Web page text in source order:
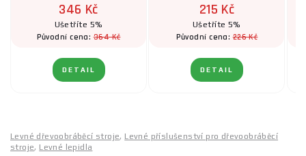
346 Kč
Ušetříte 5%
Původní cena:364 Kč
DETAIL
215 Kč
Ušetříte 5%
Původní cena:226 Kč
DETAIL
Levné dřevoobráběcí stroje, Levné příslušenství pro dřevoobráběcí
stroje, Levné lepidla